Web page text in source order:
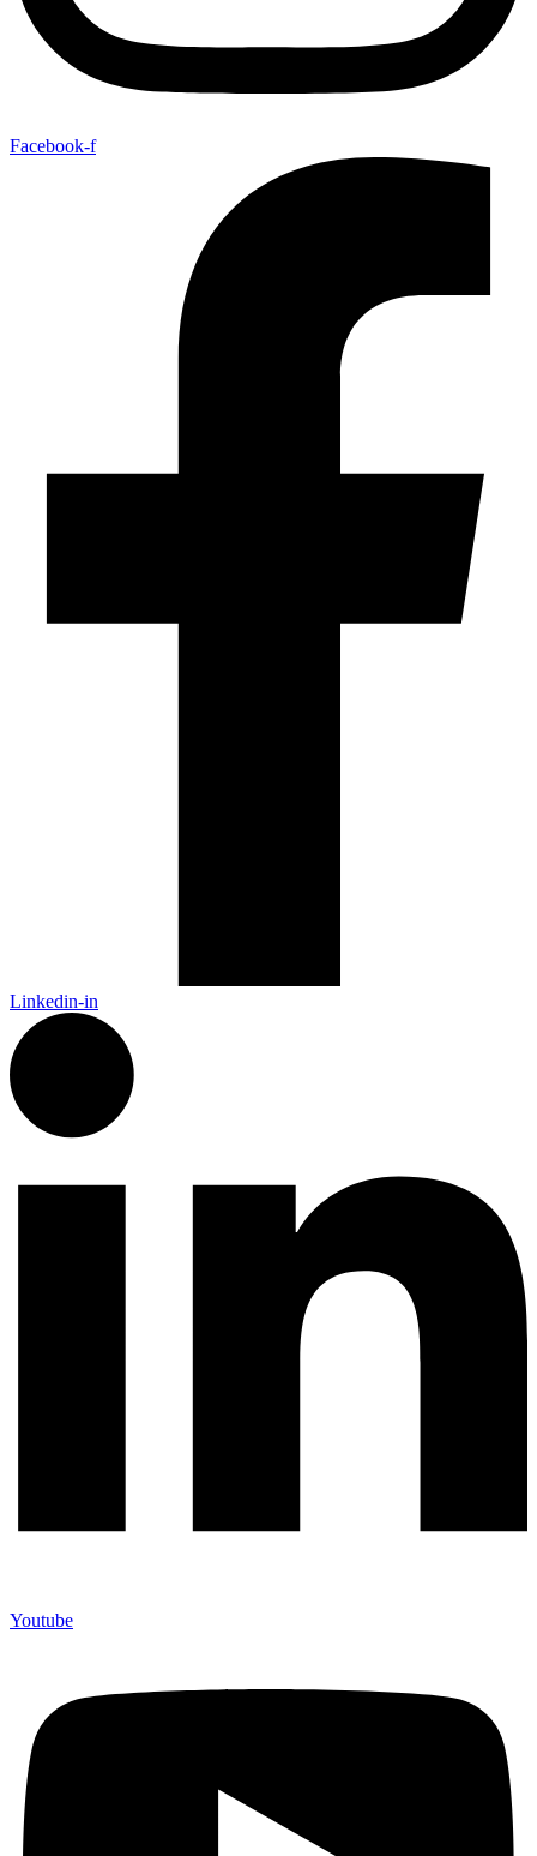
Facebook-f
Linkedin-in
Youtube